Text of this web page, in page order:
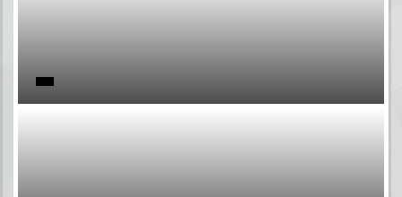
Por favor, aguarde...